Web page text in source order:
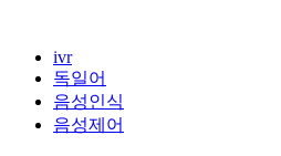
ivr
독일어
음성인식
음성제어